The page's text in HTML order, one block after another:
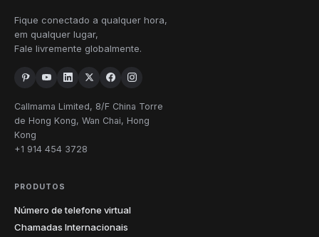
Fique conectado a qualquer hora,
em qualquer lugar,
Fale livremente globalmente.
Callmama Limited, 8/F China Torre
de Hong Kong, Wan Chai, Hong
Kong
+1 914 454 3728
PRODUTOS
Número de telefone virtual
Chamadas Internacionais